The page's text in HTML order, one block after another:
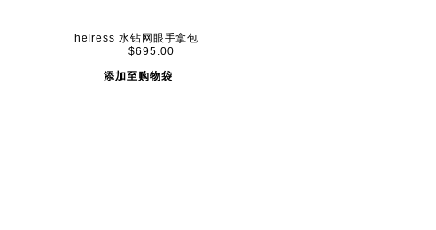
heiress 水钻网眼手拿包
$695.00
添加至购物袋